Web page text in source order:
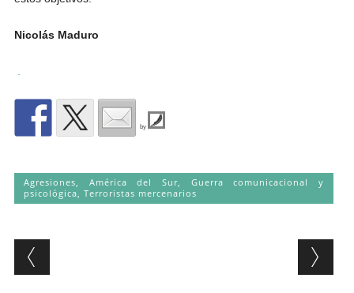
Nicolás Maduro
by
Agresiones América del Sur, Guerra comunicacional y
psicológica Terroristas mercenarios
Post navigation